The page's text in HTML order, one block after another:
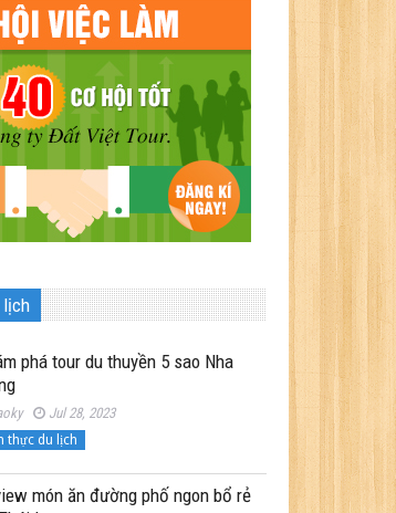
lịch
phá tour du thuyền 5 sao Nha
Jul 28, 2023
thực du lịch
món ăn đường phố ngon bổ rẻ